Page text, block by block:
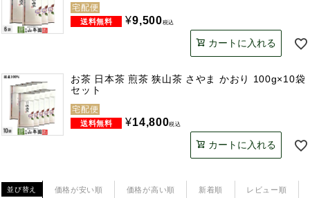
宅配便
¥9,500税込
カートに入れる
お茶 日本茶 煎茶 狭山茶 さやま かおり 100g×10袋
セット
宅配便
¥14,800税込
カートに入れる
並び替え 価格が安い順 価格が高い順 新着順 レビュー順